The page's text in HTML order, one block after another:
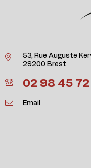
53, Rue Auguste
29200 Brest
02 98 45
Email